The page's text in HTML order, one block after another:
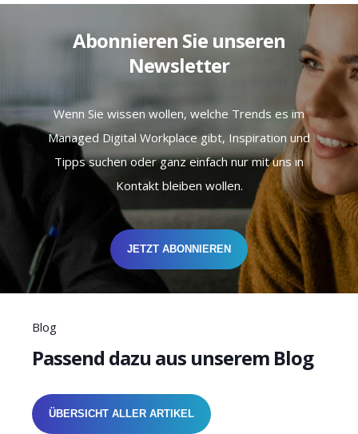
Abonnieren Sie unseren
Newsletter
Wenn Sie wissen wollen, welche Trends es im
Managed Digital Workplace gibt, Inspiration und
Tipps suchen oder ganz einfach nur mit uns in
Kontakt bleiben wollen.
JETZT ABONNIEREN
Blog
Passend dazu aus unserem Blog
ÜBERSICHT ALLER ARTIKEL